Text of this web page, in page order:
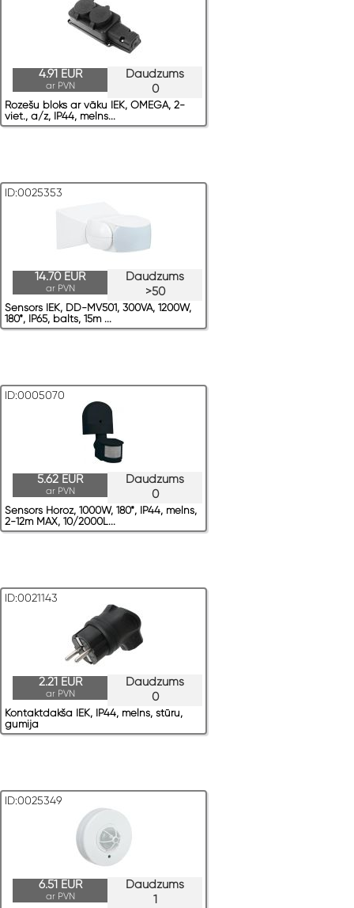
Daudzums
0
4.91 EUR
ar PVN
Rozešu bloks ar vāku IEK, OMEGA, 2-
viet., a/z, IP44, melns...
ID:0025353
Daudzums
>50
14.70 EUR
ar PVN
Sensors IEK, DD-MV501, 300VA, 1200W,
180*, IP65, balts, 15m ...
ID:0005070
Daudzums
0
5.62 EUR
ar PVN
Sensors Horoz, 1000W, 180*, IP44, melns,
2-12m MAX, 10/2000L...
ID:0021143
Daudzums
0
2.21 EUR
ar PVN
Kontaktdakša IEK, IP44, melns, stūru,
gumija
ID:0025349
Daudzums
1
6.51 EUR
ar PVN